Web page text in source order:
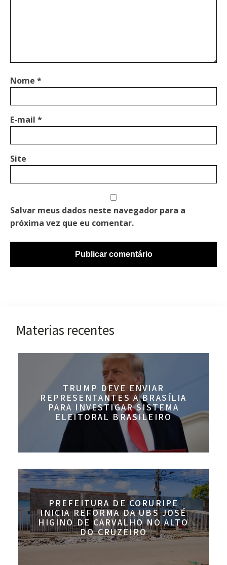
Nome *
E-mail *
Site
Salvar meus dados neste navegador para a
próxima vez que eu comentar.
Materias recentes
TRUMP DEVE ENVIAR
REPRESENTANTES A BRASÍLIA
PARA INVESTIGAR SISTEMA
ELEITORAL BRASILEIRO
PREFEITURA DE CORURIPE
INICIA REFORMA DA UBS JOSÉ
HIGINO DE CARVALHO NO ALTO
DO CRUZEIRO